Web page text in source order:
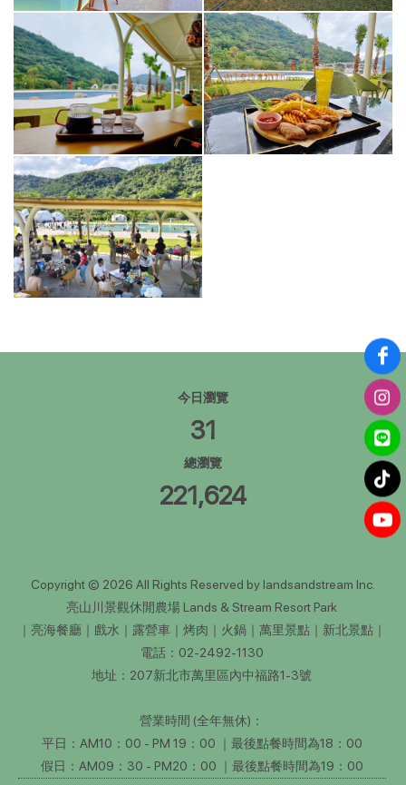
今日瀏覽
31
總瀏覽
221,624
Copyright © 2026 All Rights Reserved by landsandstream Inc.
亮山川景觀休閒農場 Lands & Stream Resort Park
｜亮海餐廳｜戲水｜露營車｜烤肉｜火鍋｜萬里景點｜新北景點｜
電話：02-2492-1130
地址：207新北市萬里區內中福路1-3號
營業時間 (全年無休)：
平日：AM10：00 - PM 19：00 ｜最後點餐時間為18：00
假日：AM09：30 - PM20：00 ｜最後點餐時間為19：00